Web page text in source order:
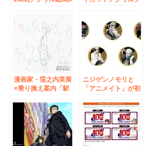
ンペーン』が、「あ
みあみ秋葉原ラジオ
会館店」にて開始！
漫画家・窪之内英策
×乗り換え案内「駅
きアニメーション
『サヨとコウの出
発』を公開 ～タ
イアップ展開やスペ
シャルキャンペーン
ニジゲンノモリと
「アニメイト」が初
『BLEACH 千年血
戦篇』×ニジゲンノ
モリ コラボイベン
ト オリジナルグッ
ズ 日本最大級のア